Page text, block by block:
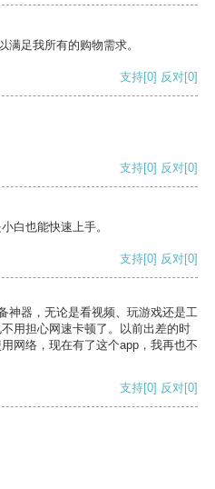
满足我所有的购物需求。
支持[0] 反对[0]
支持[0] 反对[0]
白也能快速上手。
支持[0] 反对[0]
神器，无论是看视频、玩游戏还是工
用担心网速卡顿了。以前出差的时
网络，现在有了这个app，我再也不
支持[0] 反对[0]